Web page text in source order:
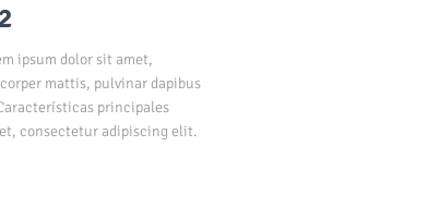
ipsum dolor sit amet,
mattis, pulvinar dapibus
principales
consectetur adipiscing elit.